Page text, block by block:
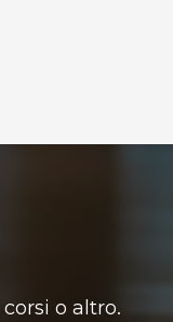
o altro.